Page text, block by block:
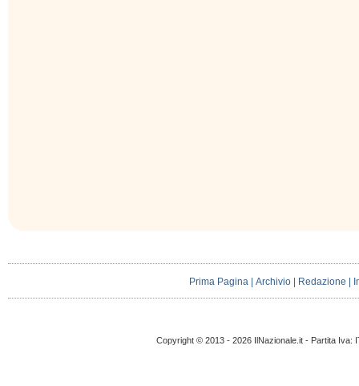
Prima Pagina |Archivio | Redazione |
Copyright © 2013 - 2026 IlNazionale.it - Partita Iva: